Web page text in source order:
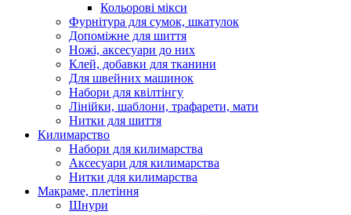
Кольорові мікси
Фурнітура для сумок, шкатулок
Допоміжне для шиття
Ножі, аксесуари до них
Клей, добавки для тканини
Для швейних машинок
Набори для квілтінгу
Лінійки, шаблони, трафарети, мати
Нитки для шиття
Килимарство
Набори для килимарства
Аксесуари для килимарства
Нитки для килимарства
Макраме, плетіння
Шнури